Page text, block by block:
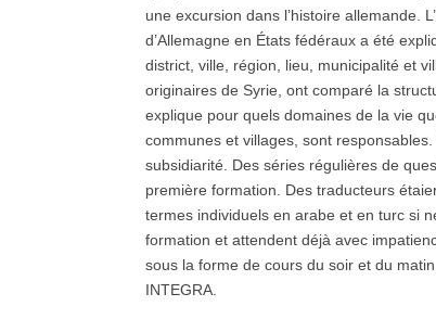
une excursion dans l’histoire allemande.
d’Allemagne en États fédéraux a été
district, ville, région, lieu, municipalité et
originaires de Syrie, ont comparé la
explique pour quels domaines de la vie
communes et villages, sont
subsidiarité. Des séries régulières de
première formation. Des traducteurs
termes individuels en arabe et en turc si
formation et attendent déjà avec
sous la forme de cours du soir et du
INTEGRA.